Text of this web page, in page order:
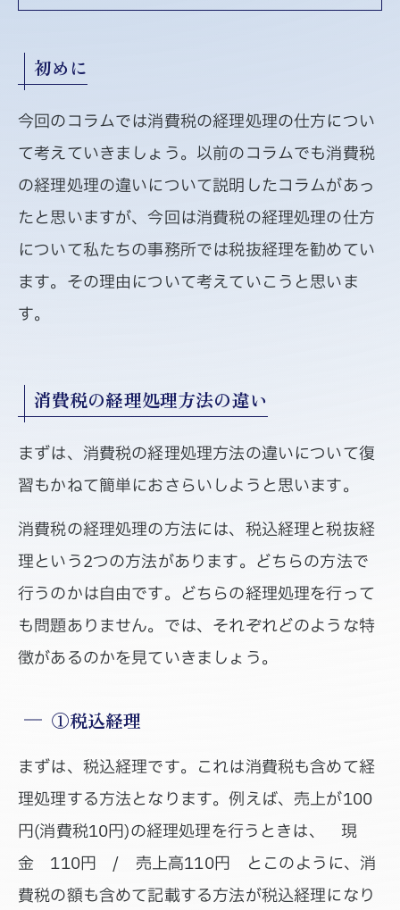
初めに
今回のコラムでは消費税の経理処理の仕方につい
て考えていきましょう。以前のコラムでも消費税
の経理処理の違いについて説明したコラムがあっ
たと思いますが、今回は消費税の経理処理の仕方
について私たちの事務所では税抜経理を勧めてい
ます。その理由について考えていこうと思いま
す。
消費税の経理処理方法の違い
まずは、消費税の経理処理方法の違いについて復
習もかねて簡単におさらいしようと思います。
消費税の経理処理の方法には、税込経理と税抜経
理という2つの方法があります。どちらの方法で
行うのかは自由です。どちらの経理処理を行って
も問題ありません。では、それぞれどのような特
徴があるのかを見ていきましょう。
①税込経理
まずは、税込経理です。これは消費税も含めて経
理処理する方法となります。例えば、売上が100
円(消費税10円)の経理処理を行うときは、 現
金 110円 / 売上高110円 とこのように、消
費税の額も含めて記載する方法が税込経理になり